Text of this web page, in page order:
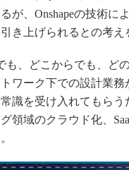
が、Onshapeの技術に
き上げられるとの考え
、どこからでも、ど
ワーク下での設計業
識を受け入れてもら
領域のクラウド化、